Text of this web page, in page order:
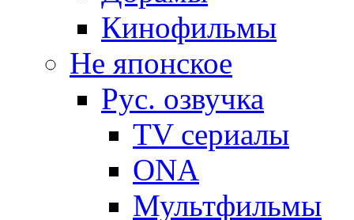
Кинофильмы
Не японское
Рус. озвучка
TV сериалы
ONA
Мультфильмы